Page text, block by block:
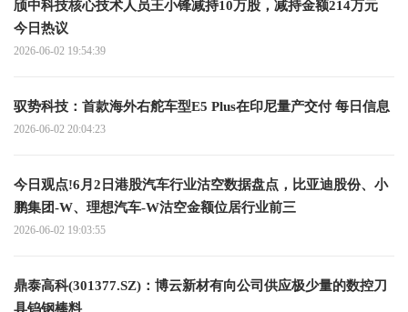
颀中科技核心技术人员王小锋减持10万股，减持金额214万元
今日热议
2026-06-02 19:54:39
驭势科技：首款海外右舵车型E5 Plus在印尼量产交付 每日信息
2026-06-02 20:04:23
今日观点!6月2日港股汽车行业沽空数据盘点，比亚迪股份、小
鹏集团-W、理想汽车-W沽空金额位居行业前三
2026-06-02 19:03:55
鼎泰高科(301377.SZ)：博云新材有向公司供应极少量的数控刀
具钨钢棒料